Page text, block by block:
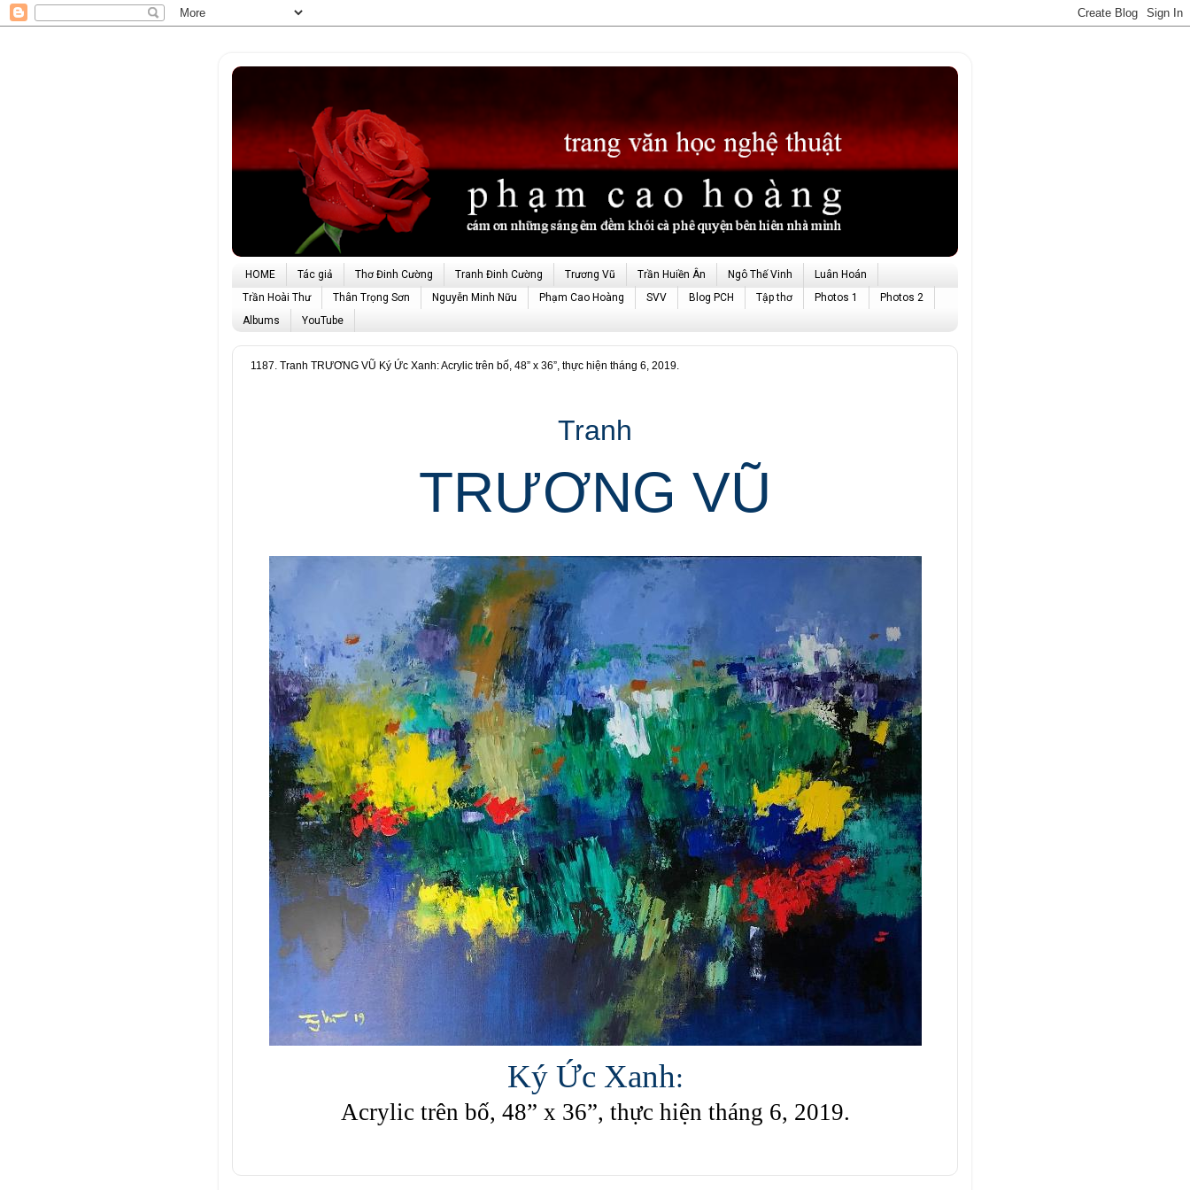
HOME Tác giả Thơ Đinh Cường Tranh Đinh Cường Trương Vũ Trần Huiền Ân Ngô Thế Vinh
Luân Hoán
Trần Hoài Thư
Thân Trọng Sơn Nguyễn Minh Nữu Phạm Cao Hoàng SVV Blog PCH Tập thơ Photos 1
Photos 2
Albums
YouTube
1187. Tranh TRƯƠNG VŨ Ký Ức Xanh: Acrylic trên bố, 48” x 36”, thực hiện tháng 6, 2019.
Tranh
TRƯƠNG VŨ
Ký Ức Xanh:
Acrylic trên bố, 48” x 36”, thực hiện tháng 6, 2019.